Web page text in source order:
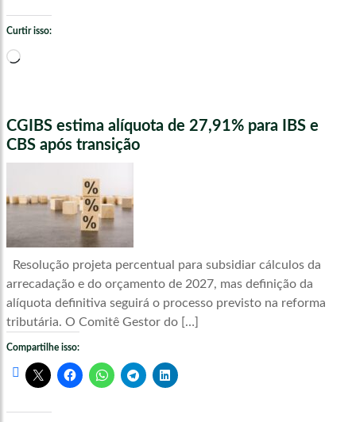
Curtir isso:
Carregando...
CGIBS estima alíquota de 27,91% para IBS e
CBS após transição
Resolução projeta percentual para subsidiar cálculos da
arrecadação e do orçamento de 2027, mas definição da
alíquota definitiva seguirá o processo previsto na reforma
tributária. O Comitê Gestor do […]
Compartilhe isso: